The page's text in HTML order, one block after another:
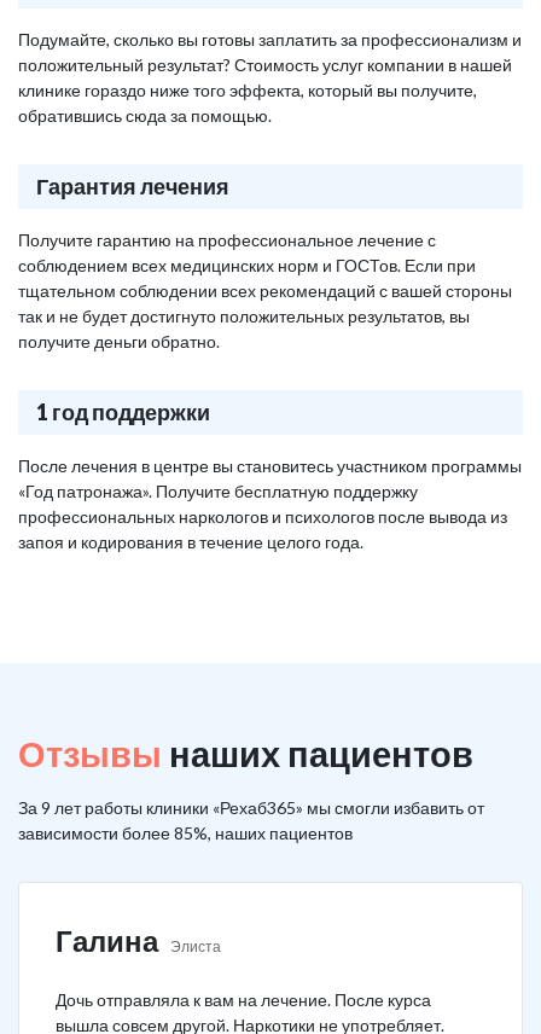
Подумайте, сколько вы готовы заплатить за профессионализм и
положительный результат? Стоимость услуг компании в нашей
клинике гораздо ниже того эффекта, который вы получите,
обратившись сюда за помощью.
Гарантия лечения
Получите гарантию на профессиональное лечение с
соблюдением всех медицинских норм и ГОСТов. Если при
тщательном соблюдении всех рекомендаций с вашей стороны
так и не будет достигнуто положительных результатов, вы
получите деньги обратно.
1 год поддержки
После лечения в центре вы становитесь участником программы
«Год патронажа». Получите бесплатную поддержку
профессиональных наркологов и психологов после вывода из
запоя и кодирования в течение целого года.
Отзывы наших пациентов
За 9 лет работы клиники «Рехаб365» мы смогли избавить от
зависимости более 85%, наших пациентов
Галина Элиста
Дочь отправляла к вам на лечение. После курса
вышла совсем другой. Наркотики не употребляет.